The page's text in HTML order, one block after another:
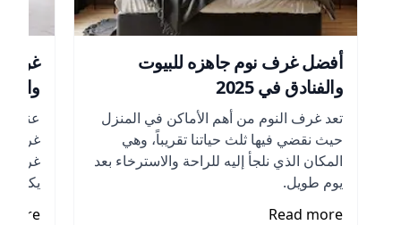
أفضل غرف نوم جاهزه للبيوت
والفنادق في 2025
تعد غرف النوم من أهم الأماكن في المنزل
حيث نقضي فيها ثلث حياتنا تقريباً، وهي
المكان الذي نلجأ إليه للراحة والاسترخاء بعد
يوم طويل.
Read more
غرف
عندما
غرفة
غرف
يكون
more